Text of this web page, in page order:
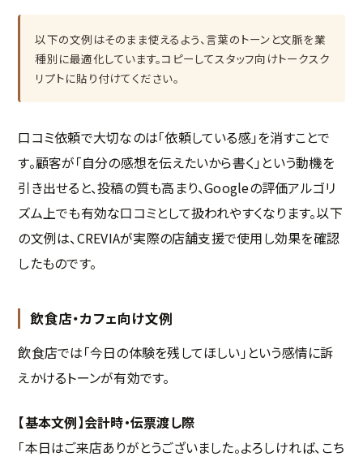
以下の文例はそのまま使えるよう、言葉のトーンと文脈を業
種別に最適化しています。コピーしてスタッフ向けトークスク
リプトに貼り付けてください。
口コミ依頼で大切なのは「依頼している感」を消すことで
す。顧客が「自分の感想を伝えたいから書く」という動機を
引き出せると、投稿の質も高まり、Googleの評価アルゴリ
ズム上でも有効な口コミとして扱われやすくなります。以下
の文例は、CREVIAが実際の店舗支援で使用し効果を確認
したものです。
飲食店・カフェ向け文例
飲食店では「今日の体験を残してほしい」という感情に訴
えかけるトーンが有効です。
【基本文例】会計時・伝票渡し際
「本日はご来店ありがとうございました。よろしければ、こち